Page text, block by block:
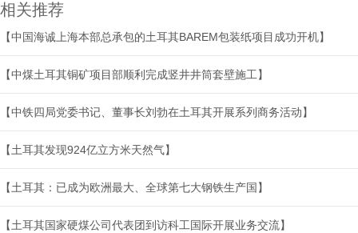
相关推荐
【中国海诚上海本部总承包的土耳其BAREM包装纸项目成功开机】
【中煤土耳其铜矿项目部顺利完成竖井井筒套壁施工】
【中铁四局党委书记、董事长刘勃在土耳其开展系列商务活动】
【土耳其发现924亿立方米天然气】
【土耳其：已成为欧洲最大、全球第七大钢铁生产国】
【土耳其国家硬煤公司代表团到访科工国际开展业务交流】